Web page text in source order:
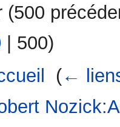
(500
| 500)
(←